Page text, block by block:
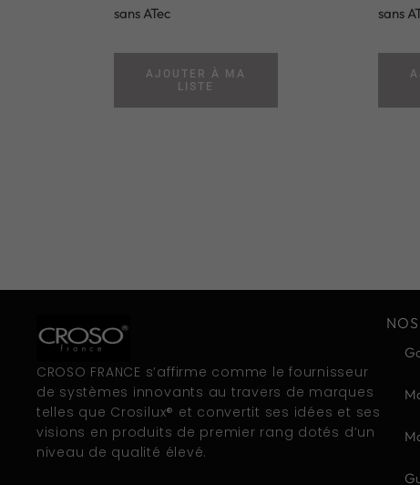
sans ATec
AJOUTER À MA
LISTE
sans
CROSO FRANCE s’affirme comme le fournisseur
de systèmes innovants au travers de marques
telles que Crosilux® et convertit ses idées et ses
visions en produits de premier rang dotés d’un
niveau de qualité élevé.